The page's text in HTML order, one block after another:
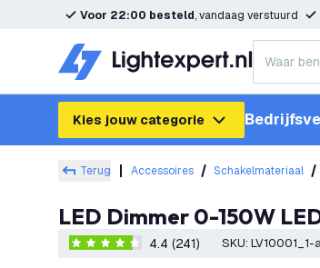
Voor 22:00 besteld, vandaag verstuurd
Kies jouw categorie
Terug Accessoires Schakelmateriaal
LED Dimmer 0-150W
4.4 score sterren4.4 (241) SKU: